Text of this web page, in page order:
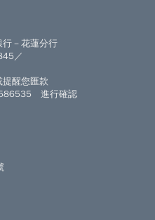
－花蓮分行
／
醒您匯款
進行確認